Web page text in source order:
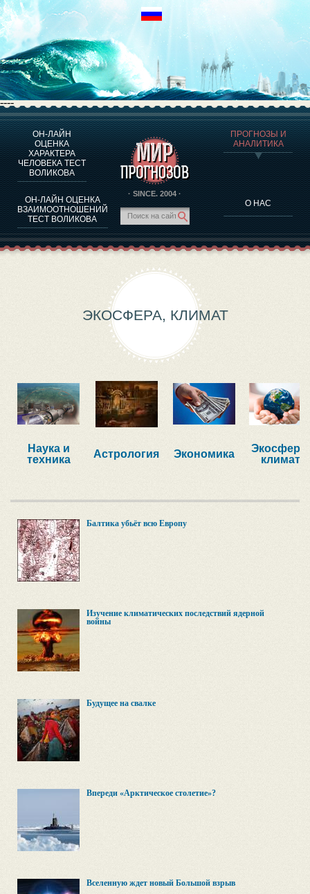
----
ОН-ЛАЙН
ОЦЕНКА
ХАРАКТЕРА
ЧЕЛОВЕКА ТЕСТ
ВОЛИКОВА
ОН-ЛАЙН ОЦЕНКА
ВЗАИМООТНОШЕНИЙ
ТЕСТ ВОЛИКОВА
· SINCE. 2004 ·
ПРОГНОЗЫ И
АНАЛИТИКА
О НАС
О ПРОГРАММЕ
ОЦЕНКА ХАРАКТЕРA ЧЕЛОВЕКА
ОЦЕНКА ХАРАКТЕРА ВЫДАЮЩИХСЯ ЛИЧНОСТЕЙ
О ПРОГРАММЕ
ТЕСТ НА СОВМЕСТИМОСТЬ ВОЛИКОВА
ПРОГНОЗЫ И АНАЛИТИКА
ЭКОСФЕРА, КЛИМАТ
Наука и
техника
Астрология Экономика
Экосфера,
климат
Балтика убьёт всю Европу
Изучение климатических последствий ядерной
войны
Будущее на свалке
Впереди «Арктическое столетие»?
Вселенную ждет новый Большой взрыв